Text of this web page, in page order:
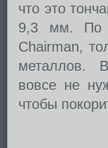
что это
9,3 мм. По
Chairman,
металлов.
вовсе не
чтобы